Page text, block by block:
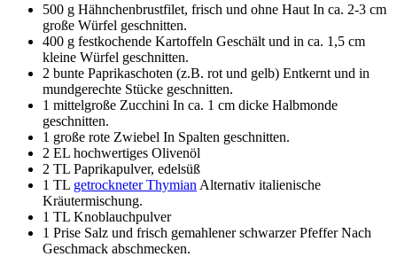
500 g Hähnchenbrustfilet, frisch und ohne Haut In ca. 2-3 cm
große Würfel geschnitten.
400 g festkochende Kartoffeln Geschält und in ca. 1,5 cm
kleine Würfel geschnitten.
2 bunte Paprikaschoten (z.B. rot und gelb) Entkernt und in
mundgerechte Stücke geschnitten.
1 mittelgroße Zucchini In ca. 1 cm dicke Halbmonde
geschnitten.
1 große rote Zwiebel In Spalten geschnitten.
2 EL hochwertiges Olivenöl
2 TL Paprikapulver, edelsüß
1 TL getrockneter Thymian Alternativ italienische
Kräutermischung.
1 TL Knoblauchpulver
1 Prise Salz und frisch gemahlener schwarzer Pfeffer Nach
Geschmack abschmecken.